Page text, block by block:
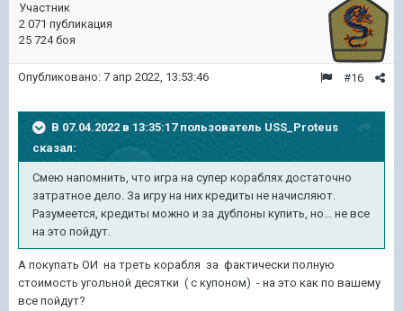
Участник
2 071 публикация
25 724 боя
#16
Опубликовано: 7 апр 2022, 13:53:46
В 07.04.2022 в 13:35:17 пользователь USS_Proteus
сказал:
Смею напомнить, что игра на супер кораблях достаточно
затратное дело. За игру на них кредиты не начисляют.
Разумеется, кредиты можно и за дублоны купить, но... не все
на это пойдут.
А покупать ОИ на треть корабля за фактически полную
стоимость угольной десятки ( с купоном) - на это как по вашему
все пойдут?